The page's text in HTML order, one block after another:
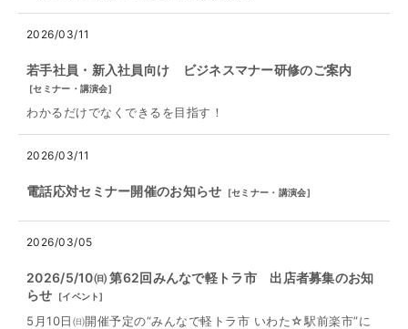
2026/03/11
若手社員・新入社員向け ビジネスマナー研修のご案内
[セミナー・講演会]
わかるだけでなくできるを目指す！
2026/03/11
電話応対セミナー開催のお知らせ [セミナー・講演会]
2026/03/05
2026/5/10㈰ 第62回みんなで軽トラ市 出店者募集のお知
らせ
[イベント]
5月10日㈰開催予定の“みんなで軽トラ市 いわた☆駅前楽市”に